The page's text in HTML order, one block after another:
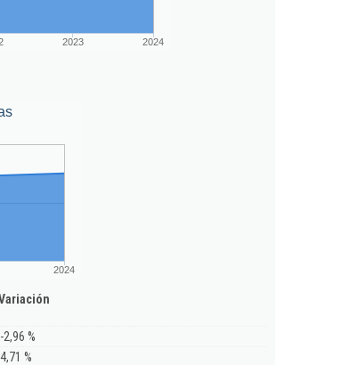
2023 2024
2024
-2,96 %
4,71 %